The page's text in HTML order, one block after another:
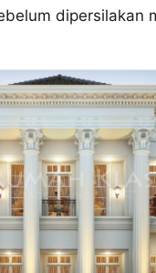
dipersilakan